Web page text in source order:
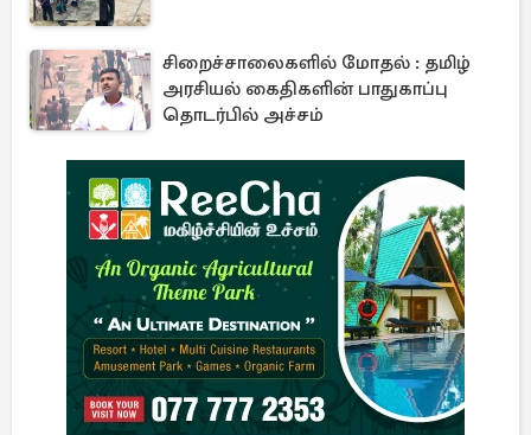
சிறைச்சாலைகளில் மோதல் : தமிழ்
அரசியல் கைதிகளின் பாதுகாப்பு
தொடர்பில் அச்சம்